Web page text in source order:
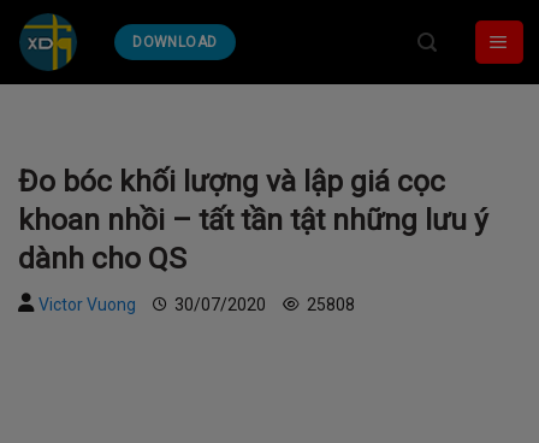
Skip
content
DOWNLOAD
Đo bóc khối lượng và lập giá cọc
khoan nhồi – tất tần tật những lưu ý
dành cho QS
Victor Vuong 30/07/2020 25808